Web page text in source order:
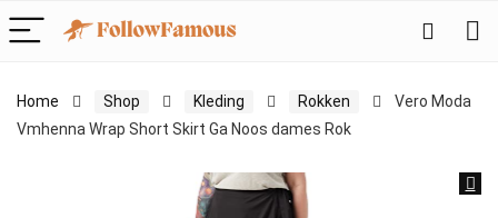
Home Shop Kleding Rokken
Vero Moda
Vmhenna Wrap Short Skirt Ga Noos dames Rok